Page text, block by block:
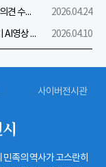
[전시] 제7관 내 주제전시실 명칭 선정을 위한 대국민 의견 수렴 실시
2026.04.24
[전시] '김구 탄생 150주년 유네스코 기념해' 지정 계기 AI영상 국민공모 개최 안내
2026.04.10
사이버전시관
족의 역사가 고스란히